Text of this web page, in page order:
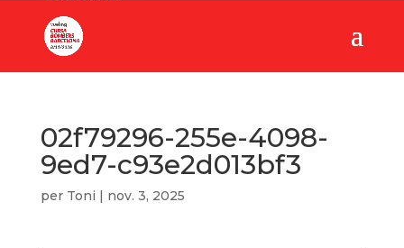
02f79296-255e-4098-
9ed7-c93e2d013bf3
per Toni | nov. 3, 2025